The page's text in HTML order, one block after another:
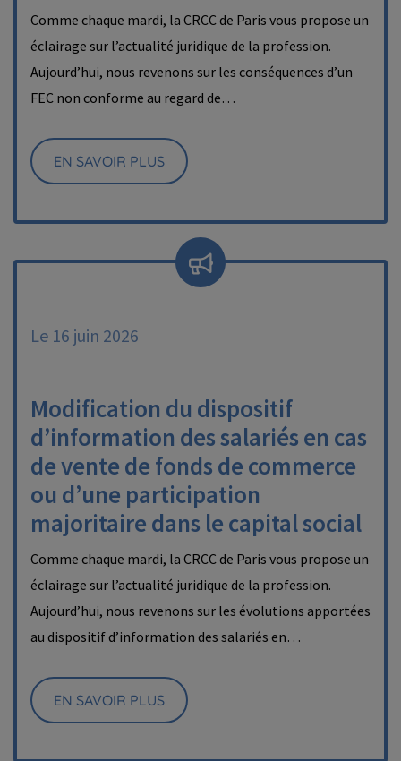
Comme chaque mardi, la CRCC de Paris vous propose un
éclairage sur l’actualité juridique de la profession.
Aujourd’hui, nous revenons sur les conséquences d’un
FEC non conforme au regard de…
EN SAVOIR PLUS
Le 16 juin 2026
Modification du dispositif
d’information des salariés en cas
de vente de fonds de commerce
ou d’une participation
majoritaire dans le capital social
Comme chaque mardi, la CRCC de Paris vous propose un
éclairage sur l’actualité juridique de la profession.
Aujourd’hui, nous revenons sur les évolutions apportées
au dispositif d’information des salariés en…
EN SAVOIR PLUS